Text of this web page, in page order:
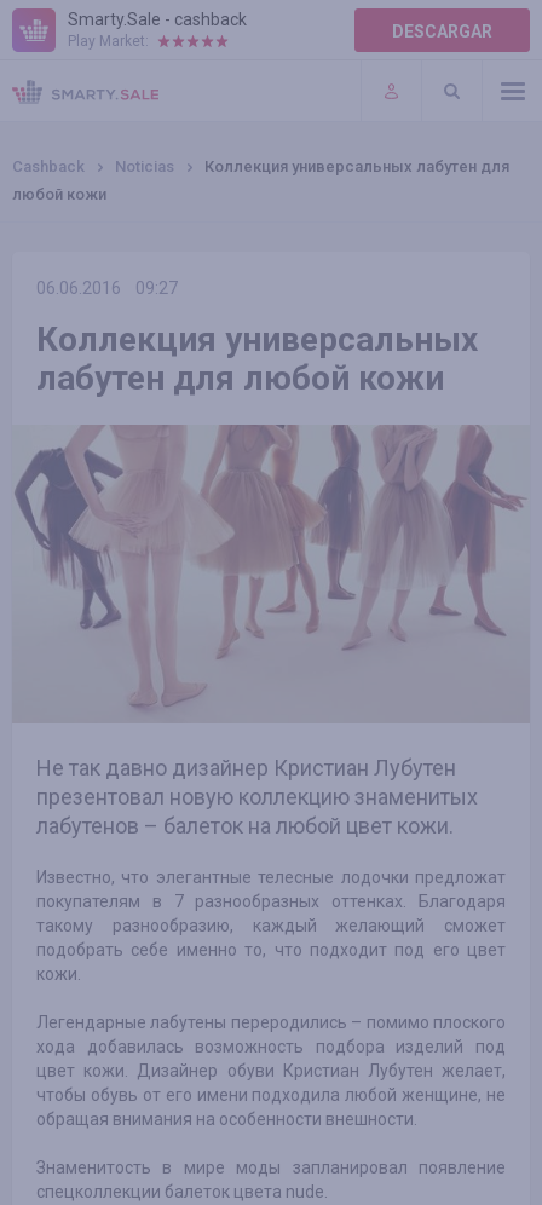
Smarty.Sale - cashback
Play Market: DESCARGAR
AYUDA
TÉRMINOS DE USO
Cashback Noticias
Коллекция универсальных лабутен для
любой кожи
06.06.2016 09:27
Коллекция универсальных
лабутен для любой кожи
Не так давно дизайнер Кристиан Лубутен
презентовал новую коллекцию знаменитых
лабутенов – балеток на любой цвет кожи.
Известно, что элегантные телесные лодочки предложат
покупателям в 7 разнообразных оттенках. Благодаря
такому разнообразию, каждый желающий сможет
подобрать себе именно то, что подходит под его цвет
кожи.
Легендарные лабутены переродились – помимо плоского
хода добавилась возможность подбора изделий под
цвет кожи. Дизайнер обуви Кристиан Лубутен желает,
чтобы обувь от его имени подходила любой женщине, не
обращая внимания на особенности внешности.
Знаменитость в мире моды запланировал появление
спецколлекции балеток цвета nude.